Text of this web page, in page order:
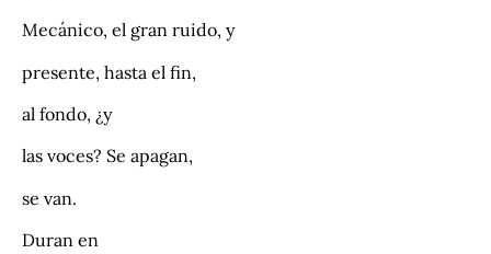
Mecánico, el gran ruido, y
presente, hasta el fin,
al fondo, ¿y
las voces? Se apagan,
se van.
Duran en